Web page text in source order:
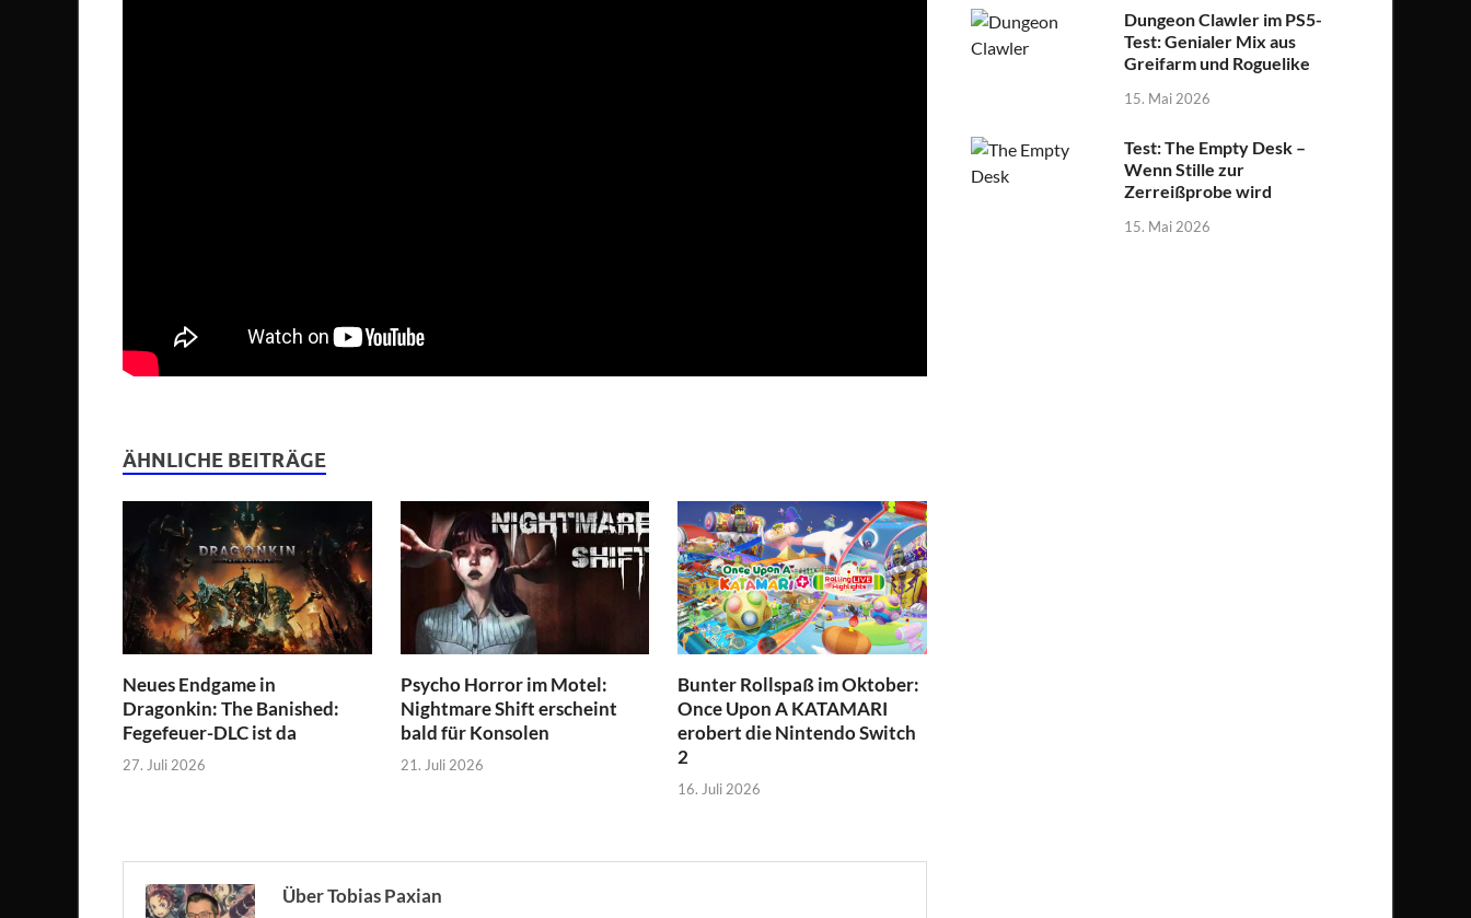
ÄHNLICHE BEITRÄGE
Neues Endgame in
Dragonkin: The Banished:
Fegefeuer-DLC ist da
27. Juli 2026
Psycho Horror im Motel:
Nightmare Shift erscheint
bald für Konsolen
21. Juli 2026
Bunter Rollspaß im Oktober:
Once Upon A KATAMARI
erobert die Nintendo Switch
2
16. Juli 2026
Über Tobias Paxian
Dungeon Clawler im PS5-
Test: Genialer Mix aus
Greifarm und Roguelike
15. Mai 2026
Test: The Empty Desk –
Wenn Stille zur
Zerreißprobe wird
15. Mai 2026